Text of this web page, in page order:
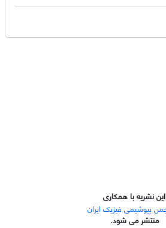
این نشریه با همکاری
منتشر می شود.